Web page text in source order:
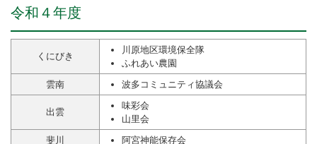
令和４年度
くにびき
川原地区環境保全隊
ふれあい農園
雲南
波多コミュニティ協議会
出雲
味彩会
山里会
斐川
阿宮神能保存会